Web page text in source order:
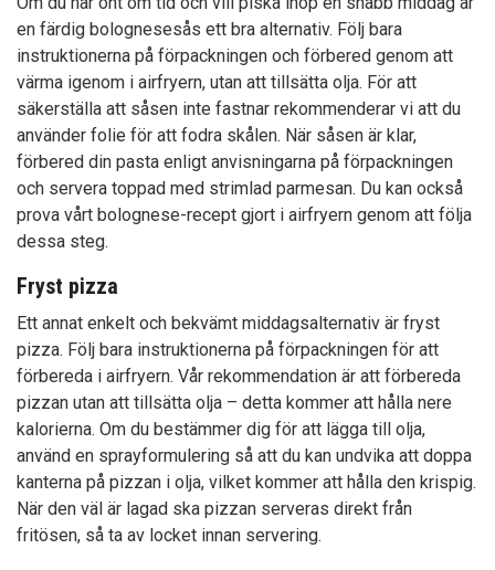
en färdig bolognesesås ett bra alternativ. Följ bara
instruktionerna på förpackningen och förbered genom att
värma igenom i airfryern, utan att tillsätta olja. För att
säkerställa att såsen inte fastnar rekommenderar vi att du
använder folie för att fodra skålen. När såsen är klar,
förbered din pasta enligt anvisningarna på förpackningen
och servera toppad med strimlad parmesan. Du kan också
prova vårt bolognese-recept gjort i airfryern genom att följa
dessa steg.
Fryst pizza
Ett annat enkelt och bekvämt middagsalternativ är fryst
pizza. Följ bara instruktionerna på förpackningen för att
förbereda i airfryern. Vår rekommendation är att förbereda
pizzan utan att tillsätta olja – detta kommer att hålla nere
kalorierna. Om du bestämmer dig för att lägga till olja,
använd en sprayformulering så att du kan undvika att doppa
kanterna på pizzan i olja, vilket kommer att hålla den krispig.
När den väl är lagad ska pizzan serveras direkt från
fritösen, så ta av locket innan servering.